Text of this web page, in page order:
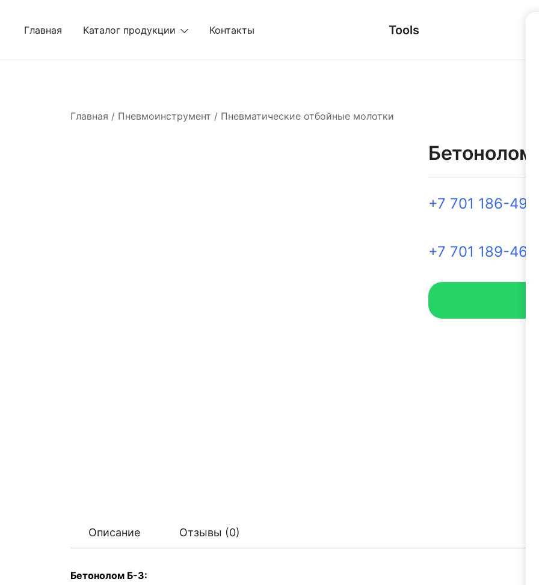
Главная Каталог продукции Контакты Tools
Главная / Пневмоинструмент / Пневматические отбойные молотки
Бетонолом
+7 701 186-49-
+7 701 189-46-
Описание Отзывы (0)
Бетонолом Б-3: